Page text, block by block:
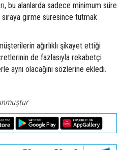
bu alanlarda sadece minimum süre
girme süresince tutmak
ağırlıklı şikayet ettiği
de fazlasıyla rekabetçi
aynı olacağını sözlerine ekledi.